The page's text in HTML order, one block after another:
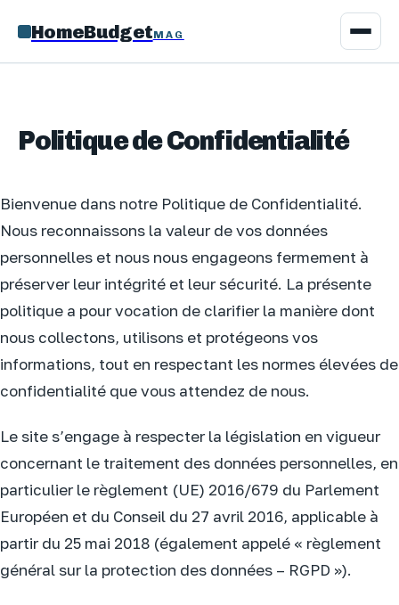
HomeBudgetMAG
Politique de Confidentialité
Bienvenue dans notre Politique de Confidentialité.
Nous reconnaissons la valeur de vos données
personnelles et nous nous engageons fermement à
préserver leur intégrité et leur sécurité. La présente
politique a pour vocation de clarifier la manière dont
nous collectons, utilisons et protégeons vos
informations, tout en respectant les normes élevées de
confidentialité que vous attendez de nous.
Le site s’engage à respecter la législation en vigueur
concernant le traitement des données personnelles, en
particulier le règlement (UE) 2016/679 du Parlement
Européen et du Conseil du 27 avril 2016, applicable à
partir du 25 mai 2018 (également appelé « règlement
général sur la protection des données – RGPD »).